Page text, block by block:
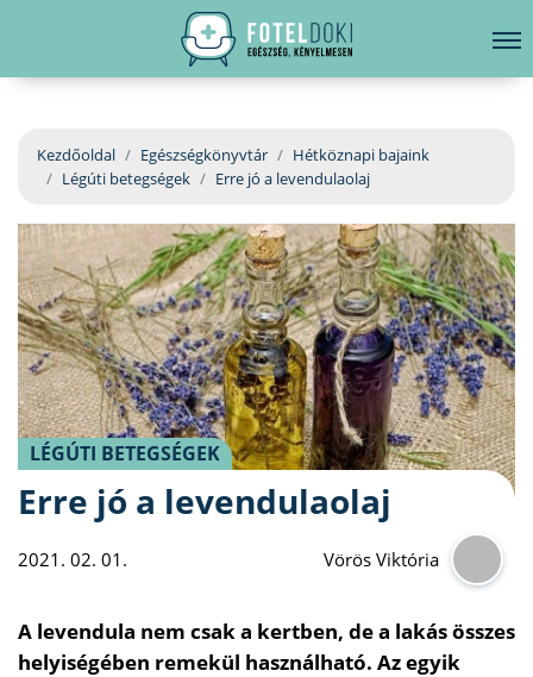
EGÉSZSÉGKÖNYVTÁR
BETEGSÉGKALAUZ
ÜGYELETKERESŐ
ORVOS VÁLASZOL
ORVOSKERESŐ
hirdetés
Kezdőoldal Egészségkönyvtár
Hétköznapi bajaink
Légúti betegségek
Erre jó a levendulaolaj
LÉGÚTI BETEGSÉGEK
Erre jó a levendulaolaj
2021. 02. 01. Vörös Viktória
A levendula nem csak a kertben, de a lakás összes
helyiségében remekül használható. Az egyik